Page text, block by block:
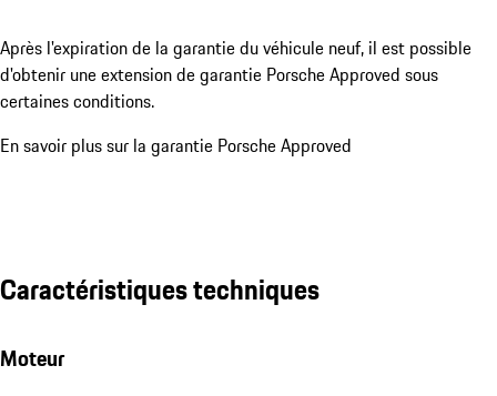
Après l'expiration de la garantie du véhicule neuf, il est possible
d'obtenir une extension de garantie Porsche Approved sous
certaines conditions.
En savoir plus sur la garantie Porsche Approved
Caractéristiques techniques
Moteur